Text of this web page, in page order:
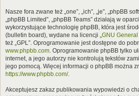
Nasze fora zwane też „one”, „ich”, „je”, „phpBB
„phpBB Limited”, „phpBB Teams” działają w
wykorzystujące technologię phpBB, która jest
(bulletin board), wydane na licencji „GNU
też „GPL”. Oprogramowanie jest dostępne do
www.phpbb.com. Oprogramowanie phpBB tylko
internet, a jego autorzy nie kontrolują tekstów
jego pomocą. Więcej informacji o phpBB można
https://www.phpbb.com/.
Akceptujesz zakaz publikowania wypowiedzi o